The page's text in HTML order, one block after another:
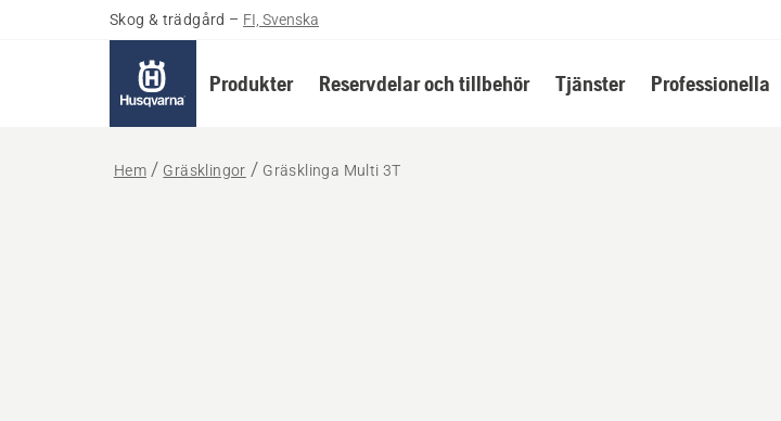
Skog & trädgård – FI, Svenska
Produkter Reservdelar och tillbehör Tjänster Professionella
Hem Gräsklingor Gräsklinga Multi 3T